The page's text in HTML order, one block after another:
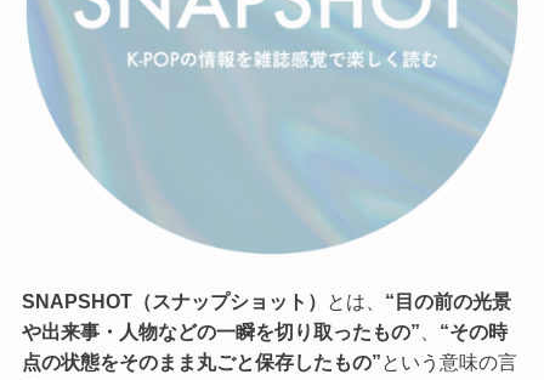
SNAPSHOT（スナップショット） とは、 “目の前の光景
や出来事・人物などの一瞬を切り取ったもの”
“その時
点の状態をそのまま丸ごと保存したもの”という意味の言